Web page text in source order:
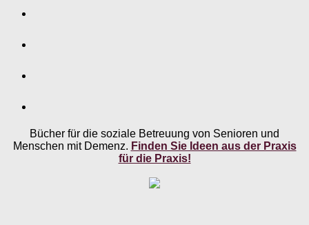
Bücher für die soziale Betreuung von Senioren und
Menschen mit Demenz. Finden Sie Ideen aus der Praxis
für die Praxis!